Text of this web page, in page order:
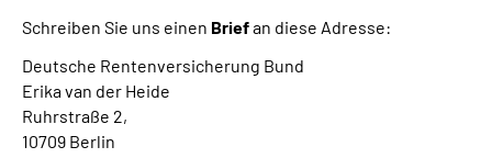
Schreiben Sie uns einen Briefan diese Adresse:
Deutsche Rentenversicherung Bund
Erika van der Heide
Ruhrstraße 2,
10709 Berlin